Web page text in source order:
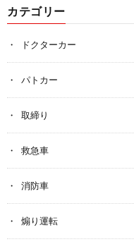
カテゴリー
ドクターカー
パトカー
取締り
救急車
消防車
煽り運転